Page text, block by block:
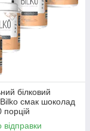
білковий
Bilko смак шоколад
порцій
відправки